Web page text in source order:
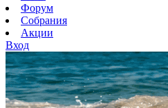
Форум
Собрания
Акции
Вход